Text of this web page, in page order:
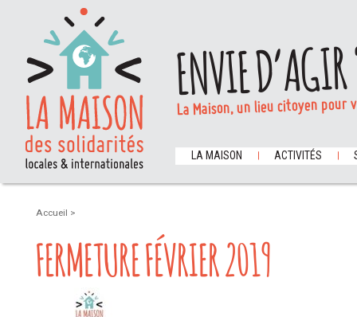
ENVIE
La Maison, un lieu citoyen
LA MAISON ACTIVITÉS
Accueil >
FERMETURE FÉVRIER 2019